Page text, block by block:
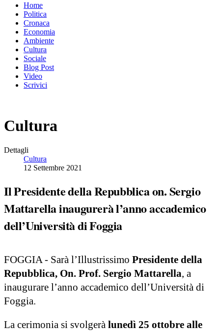
Home
Politica
Cronaca
Economia
Ambiente
Cultura
Sociale
Blog Post
Video
Scrivici
Cultura
Dettagli
Cultura
12 Settembre 2021
Il Presidente della Repubblica on. Sergio
Mattarella inaugurerà l’anno accademico
dell’Università di Foggia
FOGGIA - Sarà l’Illustrissimo Presidente della
Repubblica, On. Prof. Sergio Mattarella, a
inaugurare l’anno accademico dell’Università di
Foggia.
La cerimonia si svolgerà lunedì 25 ottobre alle